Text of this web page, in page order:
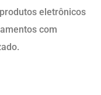
eletrônicos
com